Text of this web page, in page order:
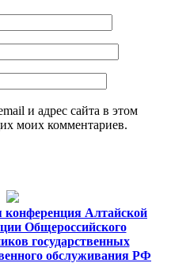
и адрес сайта в этом
моих комментариев.
Алтайской
Общероссийского
государственных
обслуживания РФ